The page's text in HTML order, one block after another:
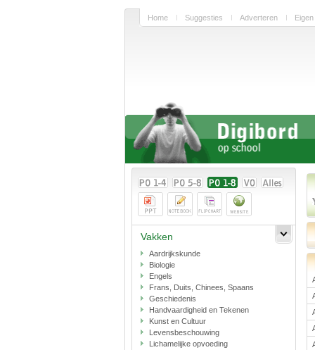
Home Suggesties Adverteren
Vakken
Aardrijkskunde
Biologie
Engels
Frans, Duits, Chinees, Spaans
Geschiedenis
Handvaardigheid en Tekenen
Kunst en Cultuur
Levensbeschouwing
Lichamelijke opvoeding